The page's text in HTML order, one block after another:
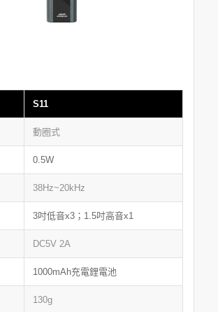
S11
動圈式
0.5W
38Hz~20kHz
3吋低音x3；1.5吋高音x1
DC5V 2A
1000mAh充電鋰電池
130g